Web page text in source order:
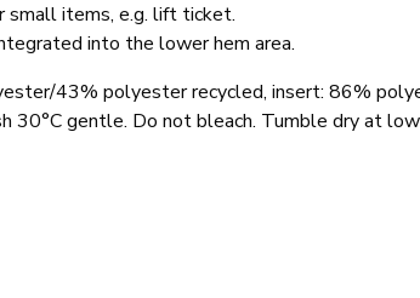
items, e.g. lift ticket.
into the lower hem area.
43% polyester recycled, insert: 86%
30°C gentle. Do not bleach. Tumble dry at